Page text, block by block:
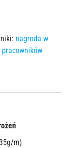
nagroda w
m)